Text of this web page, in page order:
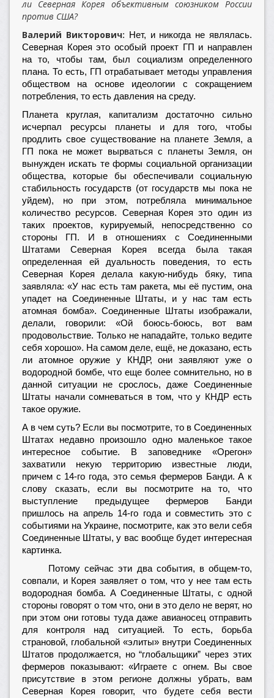
ли Северная Корея объективным союзником России
против США?
Валерий Викторович: Нет, и никогда не являлась.
Северная Корея это особый проект ГП и направлен
на то, чтобы там, был социализм определенного
плана. То есть, ГП отрабатывает методы управления
обществом на основе идеологии с сокращением
потребления, то есть давления на среду.
Планета круглая, капитализм достаточно сильно
исчерпал ресурсы планеты и для того, чтобы
продлить свое существование на планете Земля, а
ГП пока не может вырваться с планеты Земля, он
вынужден искать те формы социальной организации
общества, которые бы обеспечивали социальную
стабильность государств (от государств мы пока не
уйдем), но при этом, потребляла минимальное
количество ресурсов. Северная Корея это один из
таких проектов, курируемый, непосредственно со
стороны ГП. И в отношениях с Соединенными
Штатами Северная Корея всегда была такая
определенная ей дуальность поведения, то есть
Северная Корея делала какую-нибудь бяку, типа
заявляла: «У нас есть там ракета, мы её пустим, она
упадет на Соединенные Штаты, и у нас там есть
атомная бомба». Соединенные Штаты изображали,
делали, говорили: «Ой боюсь-боюсь, вот вам
продовольствие. Только не нападайте, только ведите
себя хорошо». На самом деле, ещё, не доказано, есть
ли атомное оружие у КНДР, они заявляют уже о
водородной бомбе, что еще более сомнительно, но в
данной ситуации не срослось, даже Соединенные
Штаты начали сомневаться в том, что у КНДР есть
такое оружие.
А в чем суть? Если вы посмотрите, то в Соединенных
Штатах недавно произошло одно маленькое такое
интересное событие. В заповеднике «Орегон»
захватили некую территорию известные люди,
причем с 14-го года, это семья фермеров Банди. А к
слову сказать, если вы посмотрите на то, что
выступление предыдущее фермеров Банди
пришлось на апрель 14-го года и совместить это с
событиями на Украине, посмотрите, как это вели себя
Соединенные Штаты, у вас вообще будет интересная
картинка.
Потому сейчас эти два события, в общем-то,
совпали, и Корея заявляет о том, что у нее там есть
водородная бомба. А Соединенные Штаты, с одной
стороны говорят о том что, они в это дело не верят, но
при этом они готовы туда даже авианосец отправить
для контроля над ситуацией. То есть, борьба
страновой, глобальной «элиты» внутри Соединенных
Штатов продолжается, но “глобальщики” через этих
фермеров показывают: «Играете с огнем. Вы свое
присутствие в этом регионе должны убрать, вам
Северная Корея говорит, что будете себя вести